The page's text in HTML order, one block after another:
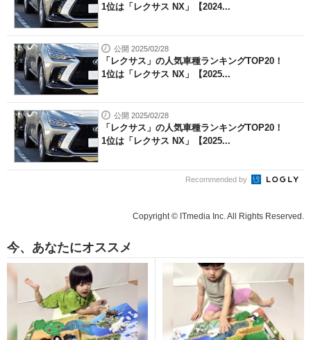
1位は「レクサス NX」【2024...
公開 2025/02/28
「レクサス」の人気車種ランキングTOP20！
1位は「レクサス NX」【2025...
公開 2025/02/28
「レクサス」の人気車種ランキングTOP20！
1位は「レクサス NX」【2025...
Recommended by
Copyright © ITmedia Inc. All Rights Reserved.
今、あなたにオススメ